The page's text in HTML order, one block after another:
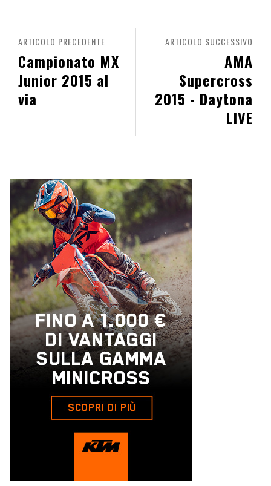
ARTICOLO SUCCESSIVO
AMA
Supercross
2015 - Daytona
LIVE
ARTICOLO PRECEDENTE
Campionato MX
Junior 2015 al
via